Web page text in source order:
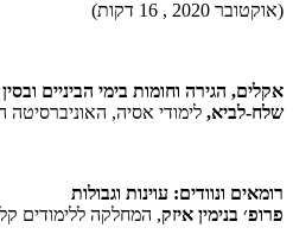
(אוקטובר 2020 , 16 דקות)
אקלים, הגירה וחומות בימי הביניים ובסין
שלח-לביא, לימודי אסיה, האוניברסיטה
רומאים ונוודים: עוינות וגבולות
פרופ׳ בנימין איזק, המחלקה ללימודים